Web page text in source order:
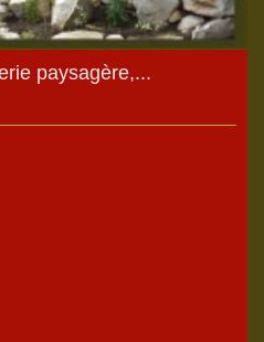
paysagère,...